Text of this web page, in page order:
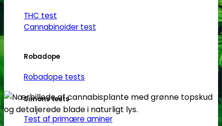
THC test
Cannabinoider test
Robadope
Robadope tests
Simons tests
Test af primære aminer